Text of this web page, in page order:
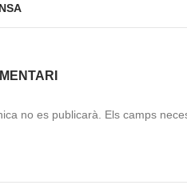
no es publicarà.
Els camps